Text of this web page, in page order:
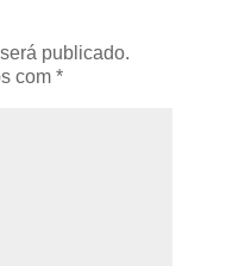
publicado.
com *